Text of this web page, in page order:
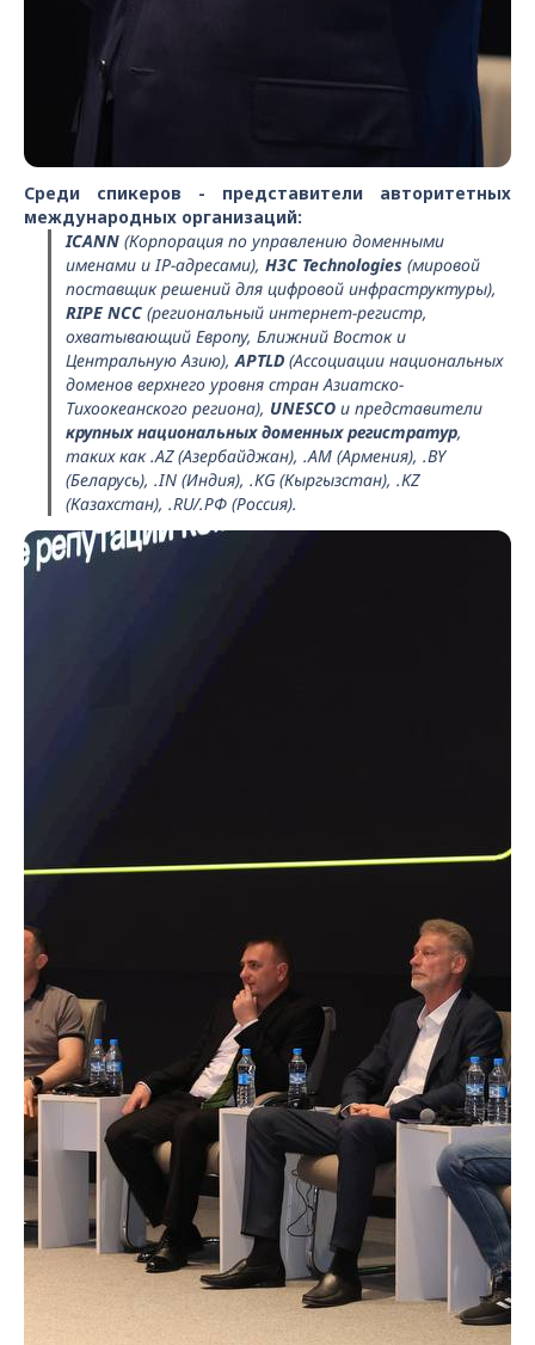
Среди спикеров - представители авторитетных
международных организаций:
ICANN (Корпорация по управлению доменными
именами и IP-адресами), H3C Technologies (мировой
поставщик решений для цифровой инфраструктуры),
RIPE NCC (региональный интернет-регистр,
охватывающий Европу, Ближний Восток и
Центральную Азию), APTLD (Ассоциации национальных
доменов верхнего уровня стран Азиатско-
Тихоокеанского региона), UNESCO и представители
крупных национальных доменных регистратур,
таких как .AZ (Азербайджан), .AM (Армения), .BY
(Беларусь), .IN (Индия), .KG (Кыргызстан), .KZ
(Казахстан), .RU/.РФ (Россия).